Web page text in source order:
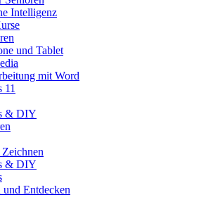
Intelligenz
und Tablet
mit Word
11
& DIY
& DIY
und Entdecken